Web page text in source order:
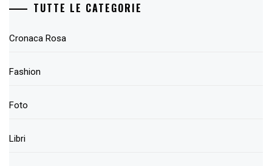
TUTTE LE CATEGORIE
Cronaca Rosa
Fashion
Foto
Libri